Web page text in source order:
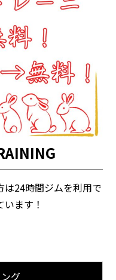
は24時間ジムを利用で
ます！
グ